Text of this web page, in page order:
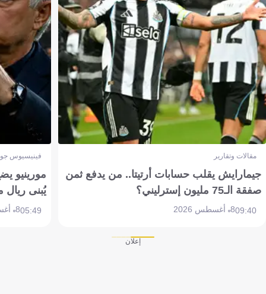
مقالات وتقارير
جيمارايش يقلب حسابات أرتيتا.. من يدفع ثمن
صفقة الـ75 مليون إسترليني؟
09:408 أغسطس 2026
فينيسيوس
مورينيو
يُبنى ريال
05:498 أغسطس 2026
إعلان